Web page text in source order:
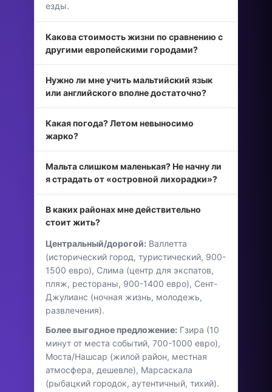
езды.
Какова стоимость жизни по сравнению с
другими европейскими городами?
Нужно ли мне учить мальтийский язык
или английского вполне достаточно?
Какая погода? Летом невыносимо
жарко?
Мальта слишком маленькая? Не начну ли
я страдать от «островной лихорадки»?
В каких районах мне действительно
стоит жить?
Центральный/дорогой: Валлетта
(исторический город, туристический, 900-
1500 евро), Слима (центр для экспатов,
пляж, рестораны, 900-1400 евро), Сент-
Джулианс (ночная жизнь, молодежь,
развлечения).
Более выгодное предложение: Гзира (10
минут от места событий, 700-1000 евро),
Моста/Нашсар (жилой район, местная
атмосфера, дешевле), Марсаскала
(рыбацкий городок, аутентичный, тихий).